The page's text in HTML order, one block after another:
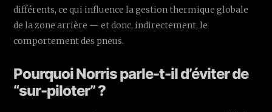
différents, ce qui influence la gestion thermique globale
de la zone arrière — et donc, indirectement, le
comportement des pneus.
Pourquoi Norris parle-t-il d’éviter de
“sur-piloter” ?